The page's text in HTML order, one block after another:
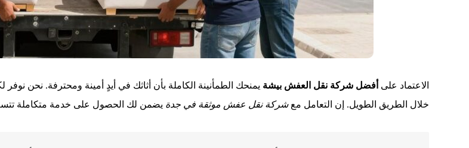
الاعتماد على أفضل شركة نقل العفش بيشة يمنحك الطمأنينة الكاملة بأن أثاثك في أيدٍ أمينة ومحترفة. نحن
خلال الطريق الطويل. إن التعامل معشركة نقل عفش موثقة في جدة يضمن لك الحصول على خدمة متكاملة